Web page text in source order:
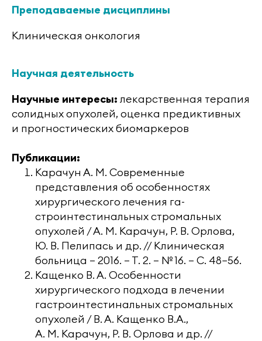
Преподаваемые дисциплины
Клиническая онкология
Научная деятельность
Научные интересы: лекарственная терапия
солидных опухолей, оценка предиктивных
и прогностических биомаркеров
Публикации:
Карачун А. М. Современные
представления об особенностях
хирургического лечения га-
строинтестинальных стромальных
опухолей / А. М. Карачун, Р. В. Орлова,
Ю. В. Пелипась и др. // Клиническая
больница — 2016. — Т. 2. — № 16. — С. 48−56.
Кащенко В. А. Особенности
хирургического подхода в лечении
гастроинтестинальных стромальных
опухолей / В. А. Кащенко В.А.,
А. М. Карачун, Р. В. Орлова и др. //